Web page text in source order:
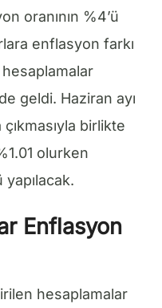
oranının %4’ü
enflasyon farkı
geldi. Haziran ayı
birlikte
olurken
Enflasyon
hesaplamalar